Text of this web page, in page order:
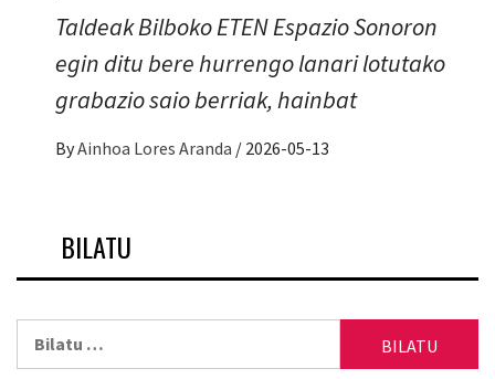
Taldeak Bilboko ETEN Espazio Sonoron
egin ditu bere hurrengo lanari lotutako
grabazio saio berriak, hainbat
ByAinhoa Lores Aranda / 2026-05-13
BILATU